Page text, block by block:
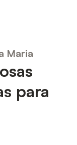
Maria
para